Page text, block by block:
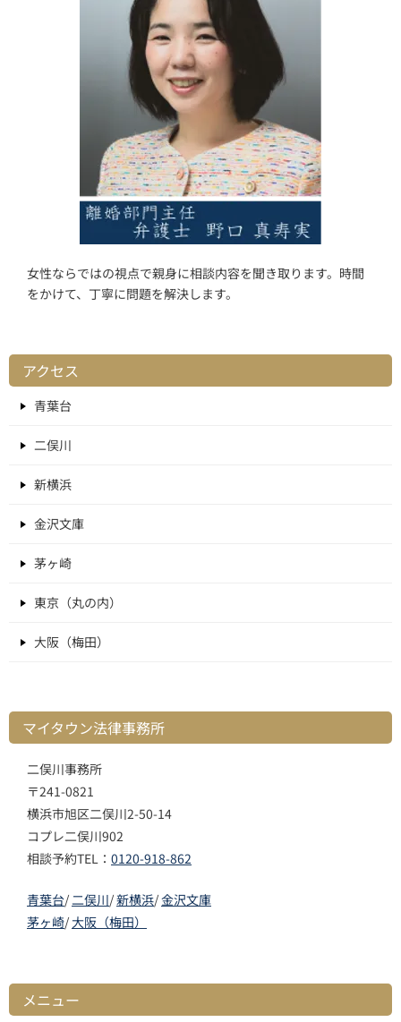
女性ならではの視点で親身に相談内容を聞き取ります。時間
をかけて、丁寧に問題を解決します。
アクセス
青葉台
二俣川
新横浜
金沢文庫
茅ヶ崎
東京（丸の内）
大阪（梅田）
マイタウン法律事務所
二俣川事務所
〒241-0821
横浜市旭区二俣川2-50-14
コプレ二俣川902
相談予約TEL： 0120-918-862
青葉台/二俣川/新横浜/金沢文庫
茅ヶ崎/ 大阪（梅田）
メニュー